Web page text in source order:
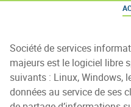
Société de services
majeurs est le logiciel libre
suivants : Linux, Windows,
données au service de ses